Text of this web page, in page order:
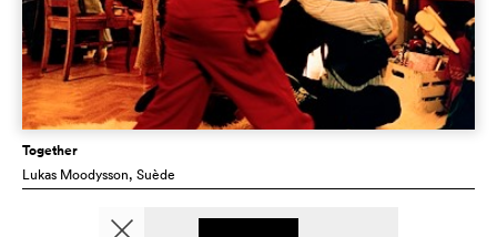
Together
Lukas Moodysson, Suède